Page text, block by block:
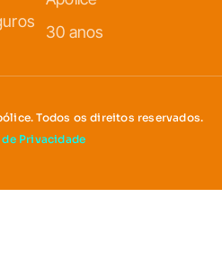
30 anos
Todos os direitos reservados.
Privacidade